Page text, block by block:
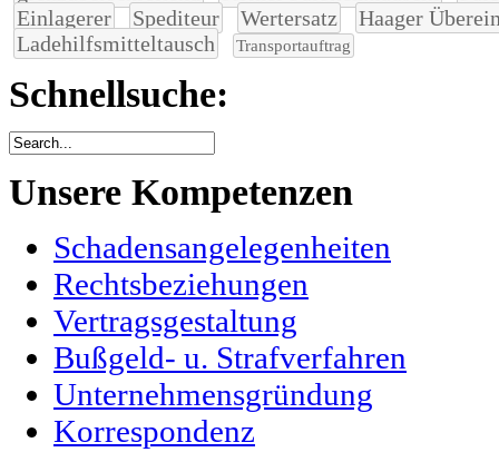
Einlagerer
Spediteur Wertersatz
Haager
Ladehilfsmitteltausch
Transportauftrag
Schnellsuche:
Unsere Kompetenzen
Schadensangelegenheiten
Rechtsbeziehungen
Vertragsgestaltung
Bußgeld- u. Strafverfahren
Unternehmensgründung
Korrespondenz